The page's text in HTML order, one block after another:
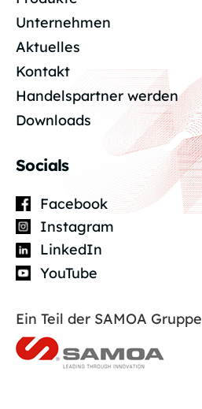
Unternehmen
Aktuelles
Kontakt
Handelspartner werden
Downloads
Socials
Facebook
Instagram
LinkedIn
YouTube
Ein Teil der SAMOA Gruppe